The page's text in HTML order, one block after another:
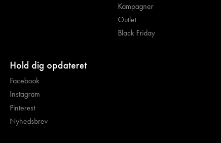
Kampagner
Outlet
Black Friday
Hold dig opdateret
Facebook
Instagram
Pinterest
Nyhedsbrev